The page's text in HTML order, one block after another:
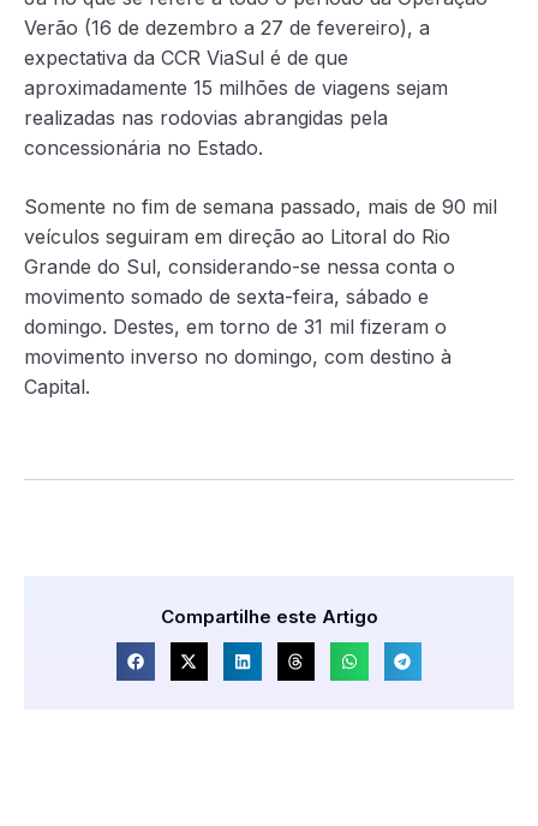
Verão (16 de dezembro a 27 de fevereiro), a
expectativa da CCR ViaSul é de que
aproximadamente 15 milhões de viagens sejam
realizadas nas rodovias abrangidas pela
concessionária no Estado.
Somente no fim de semana passado, mais de 90 mil
veículos seguiram em direção ao Litoral do Rio
Grande do Sul, considerando-se nessa conta o
movimento somado de sexta-feira, sábado e
domingo. Destes, em torno de 31 mil fizeram o
movimento inverso no domingo, com destino à
Capital.
Compartilhe este Artigo